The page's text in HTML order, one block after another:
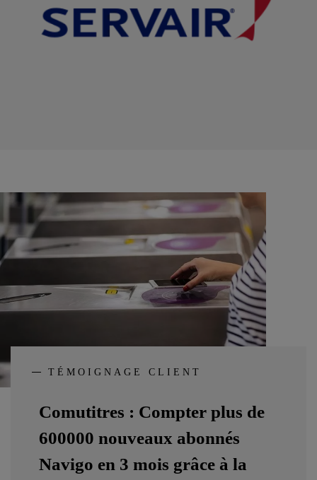
Comutitres : Compter plus de
600000 nouveaux abonnés
Navigo en 3 mois grâce à la
TÉMOIGNAGE CLIENT